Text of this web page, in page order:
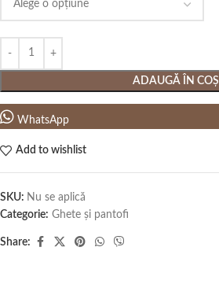
ADAUGĂ ÎN COȘ
WhatsApp
Add to wishlist
SKU: Nu se aplică
Categorie: Ghete și pantofi
Share: